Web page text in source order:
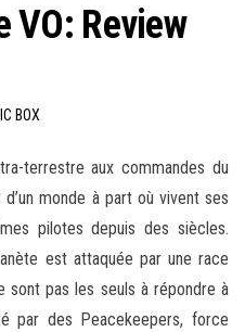
VO: Review
BOX
terrestre aux commandes du
monde à part où vivent ses
pilotes depuis des siècles.
est attaquée par une race
sont pas les seuls à répondre à
par des Peacekeepers, force